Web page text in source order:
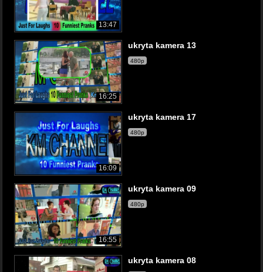
13:47
16:25
ukryta kamera 13
480p
16:09
ukryta kamera 17
480p
16:55
ukryta kamera 09
480p
ukryta kamera 08